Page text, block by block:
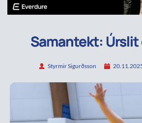
Samantekt:
Styrmir Sigurðsson